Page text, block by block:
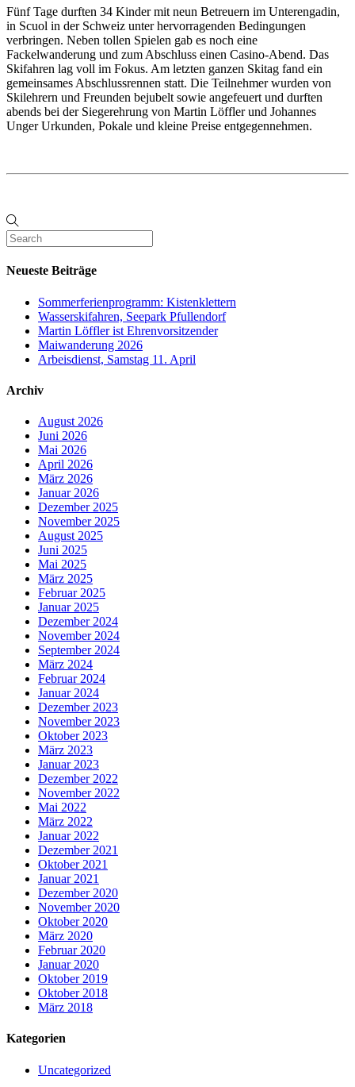
Fünf Tage durften 34 Kinder mit neun Betreuern im Unterengadin,
in Scuol in der Schweiz unter hervorragenden Bedingungen
verbringen. Neben tollen Spielen gab es noch eine
Fackelwanderung und zum Abschluss einen Casino-Abend. Das
Skifahren lag voll im Fokus. Am letzten ganzen Skitag fand ein
gemeinsames Abschlussrennen statt. Die Teilnehmer wurden von
Skilehrern und Freunden bejubelt sowie angefeuert und durften
abends bei der Siegerehrung von Martin Löffler und Johannes
Unger Urkunden, Pokale und kleine Preise entgegennehmen.
Neueste Beiträge
Sommerferienprogramm: Kistenklettern
Wasserskifahren, Seepark Pfullendorf
Martin Löffler ist Ehrenvorsitzender
Maiwanderung 2026
Arbeisdienst, Samstag 11. April
Archiv
August 2026
Juni 2026
Mai 2026
April 2026
März 2026
Januar 2026
Dezember 2025
November 2025
August 2025
Juni 2025
Mai 2025
März 2025
Februar 2025
Januar 2025
Dezember 2024
November 2024
September 2024
März 2024
Februar 2024
Januar 2024
Dezember 2023
November 2023
Oktober 2023
März 2023
Januar 2023
Dezember 2022
November 2022
Mai 2022
März 2022
Januar 2022
Dezember 2021
Oktober 2021
Januar 2021
Dezember 2020
November 2020
Oktober 2020
März 2020
Februar 2020
Januar 2020
Oktober 2019
Oktober 2018
März 2018
Kategorien
Uncategorized